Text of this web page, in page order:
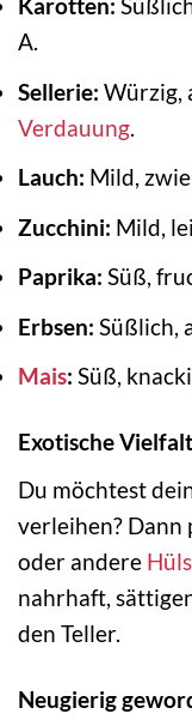
Karotten:
A.
Sellerie: Würzig,
Verdauung.
Lauch: Mild,
Zucchini: Mild,
Paprika: Süß,
Erbsen: Süßlich,
Mais: Süß,
Exotische
Du möchtest
verleihen? Dann
oder andere
nahrhaft,
den Teller.
Neugierig